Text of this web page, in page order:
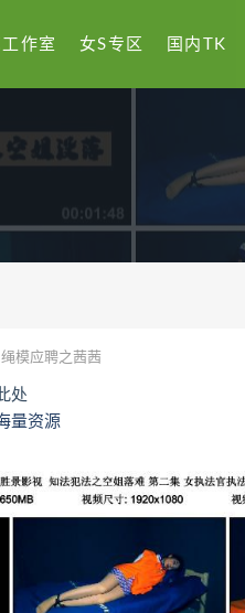
作室 女S专区 国内TK
绳模应聘之茜茜
处
量资源